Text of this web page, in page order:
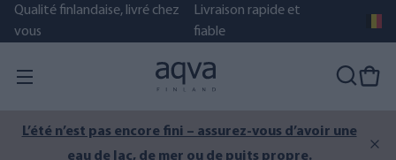
Qualité finlandaise, livré chez
vous
Livraison rapide et
fiable
L’été n’est pas encore fini – assurez-vous d’avoir une
eau de lac, de mer ou de puits propre.